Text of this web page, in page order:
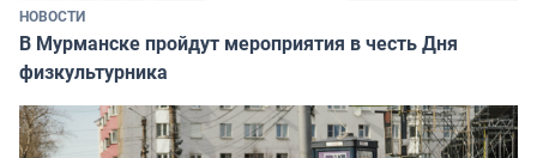
НОВОСТИ
В Мурманске пройдут мероприятия в честь Дня
физкультурника